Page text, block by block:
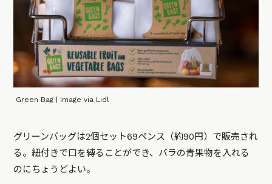
Green Bag | Image via Lidl
グリーンバッグは2個セット69ペンス（約90円）で販売され
る。紐付きで口を縛ることができ、バラの青果物を入れる
のにちょうどよい。